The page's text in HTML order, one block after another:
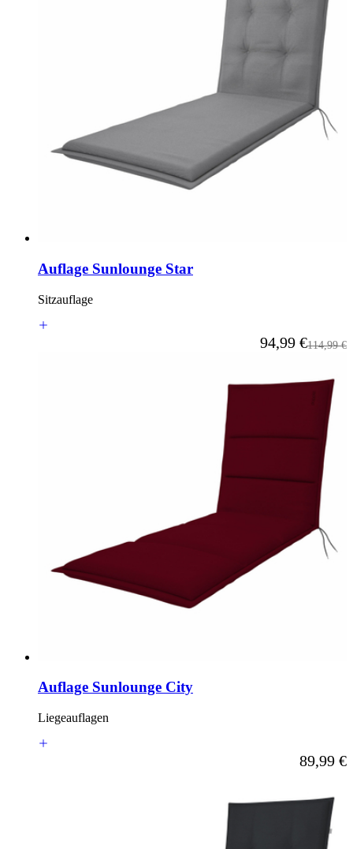
Auflage Sunlounge Star
Sitzauflage
Ab
94,99 €114,99 €
Auflage Sunlounge City
Liegeauflagen
Ab
89,99 €